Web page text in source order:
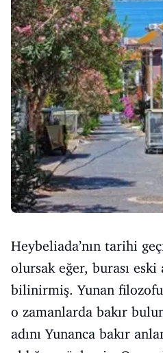
Heybeliada’nın tarihi
olursak eğer, burası eski
bilinirmiş. Yunan
o zamanlarda bakır
adını Yunanca bakır